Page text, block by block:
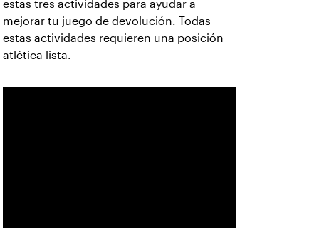
estas tres actividades para ayudar a
mejorar tu juego de devolución. Todas
estas actividades requieren una posición
atlética lista.